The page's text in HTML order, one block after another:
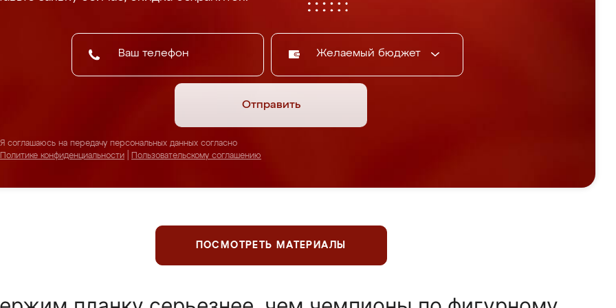
Желаемый бюджет
Отправить
Я соглашаюсь на передачу персональных данных согласно
Политике конфиденциальности
Пользовательскому соглашению
ПОСМОТРЕТЬ МАТЕРИАЛЫ